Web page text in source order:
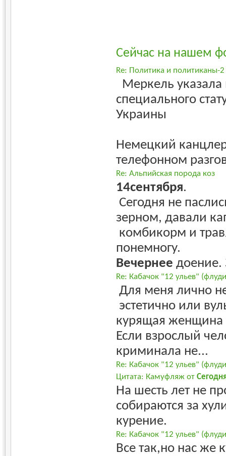
Сейчас на нашем
Re: Политика и политиканы-2
Меркель указала
специального
Украины
Немецкий
телефонном
Re: Альпийская порода коз
14сентября.
Сегодня не
зерном, давали
комбикорм и
понемногу.
Вечернее доение.
Re: Кабачок "12 ульев"
Для меня лично
эстетично или
курящая
Если взрослый
криминала не...
Re: Кабачок "12 ульев"
Цитата: Камуфляж от
На шесть лет не
собираются за
курение.
Re: Кабачок "12 ульев"
Все так,но нас же